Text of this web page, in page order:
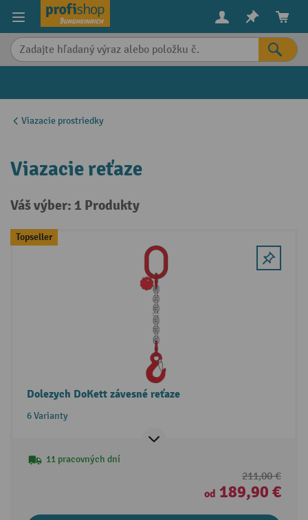
content
Viazacie prostriedky
Viazacie reťaze
Váš výber: 1 Produkty
Topseller
Dolezych DoKett závesné reťaze
6 Varianty
11 pracovných dní
211,00 €
od 189,90 €